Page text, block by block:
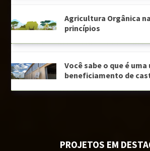
Agricultura Orgânica
princípios
Você sabe o que é uma
beneficiamento de
PROJETOS EM